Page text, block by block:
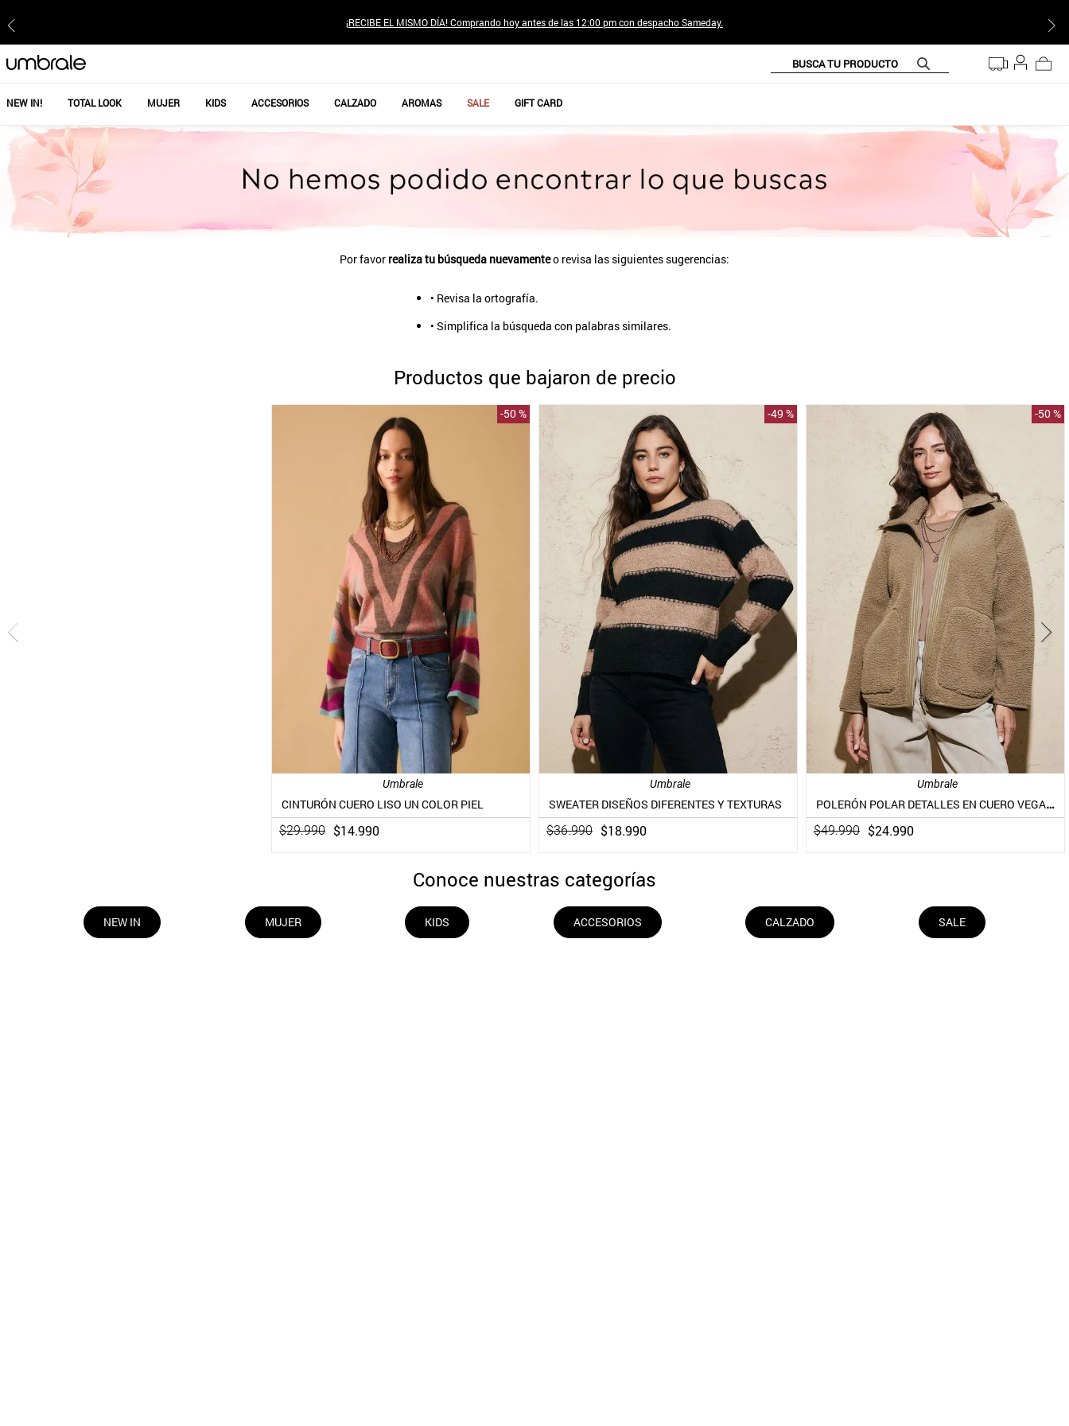
¡RECIBE EL MISMO DÍA! Comprando hoy antes de las 12:00 pm con despacho Sameday.
BUSCA TU PRODUCTO
NEW IN! TOTAL LOOK MUJER KIDS ACCESORIOS CALZADO AROMAS SALE GIFT CARD
Por favor realiza tu búsqueda nuevamenteo revisa las siguientes sugerencias:
• Revisa la ortografía.
• Simplifica la búsqueda con palabras similares.
Productos que bajaron de precio
-50 %
Umbrale
CINTURÓN CUERO LISO UN COLOR PIEL
$29.990 $14.990
-49 %
Umbrale
SWEATER DISEÑOS DIFERENTES Y TEXTURAS
$36.990 $18.990
-50 %
Umbrale
POLERÓN POLAR DETALLES EN CUERO VEGANO
$49.990 $24.990
Conoce nuestras categorías
NEW IN MUJER KIDS ACCESORIOS CALZADO SALE
.
poleras mujer
6 .
botin
aros